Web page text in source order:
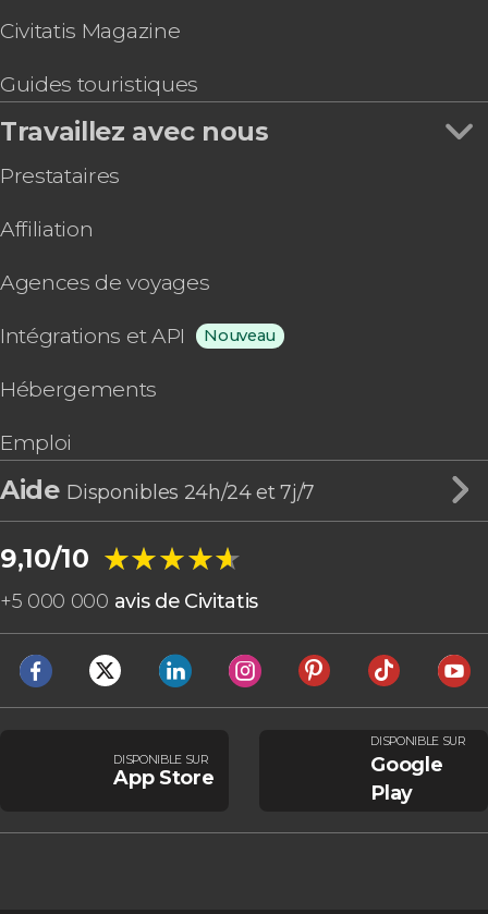
Civitatis Magazine
Guides touristiques
Travaillez avec nous
Prestataires
Affiliation
Agences de voyages
Intégrations et API Nouveau
Hébergements
Emploi
Aide Disponibles 24h/24 et 7j/7
9,10/10 ★★★★★
★★★★★
+5 000 000 avis de Civitatis
DISPONIBLE SUR
App Store
DISPONIBLE SUR
Google
Play